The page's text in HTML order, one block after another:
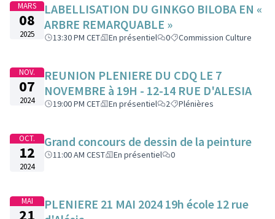
MARS
08
2025
LABELLISATION DU GINKGO BILOBA EN «
ARBRE REMARQUABLE »
13:30 PM CET En présentiel 0 Commission Culture
NOV.
07
2024
REUNION PLENIERE DU CDQ LE 7
NOVEMBRE à 19H - 12-14 RUE D'ALESIA
19:00 PM CET En présentiel 2 Plénières
OCT.
12
2024
Grand concours de dessin de la peinture
11:00 AM CEST En présentiel 0
MAI
21
PLENIERE 21 MAI 2024 19h école 12 rue